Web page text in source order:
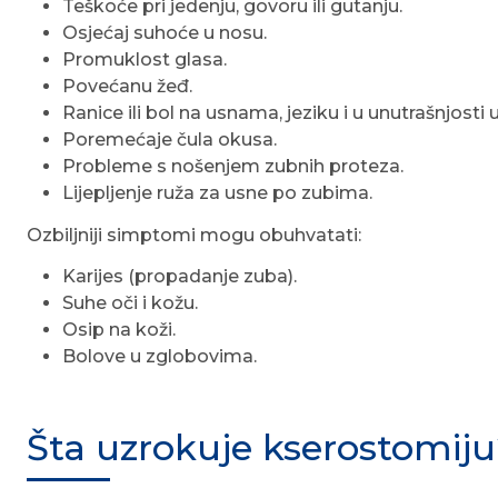
Teškoće pri jedenju, govoru ili gutanju.
Osjećaj suhoće u nosu.
Promuklost glasa.
Povećanu žeđ.
Ranice ili bol na usnama, jeziku i u unutrašnjosti
Poremećaje čula okusa.
Probleme s nošenjem zubnih proteza.
Lijepljenje ruža za usne po zubima.
Ozbiljniji simptomi mogu obuhvatati:
Karijes (propadanje zuba).
Suhe oči i kožu.
Osip na koži.
Bolove u zglobovima.
Šta uzrokuje